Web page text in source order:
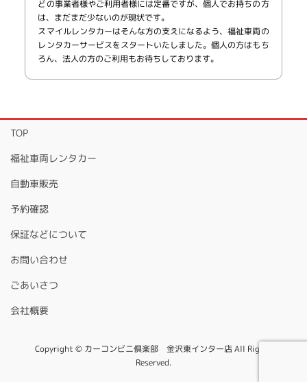
どの事業者様やご利用者様には定番ですが、個人でお持ちの方
は、まだまだ少ないのが現状です。
スマイルレンタカーはそんな方の支えになるよう、福祉車両の
レンタカーサービスをスタートいたしました。個人の方はもち
ろん、法人の方のご利用もお待ちしております。
TOP
福祉車両レンタカー
自動車販売
予約確認
保証などについて
お問い合わせ
ごあいさつ
会社概要
Copyright © カーコンビニ倶楽部 金沢東インター店 All Rights
Reserved.